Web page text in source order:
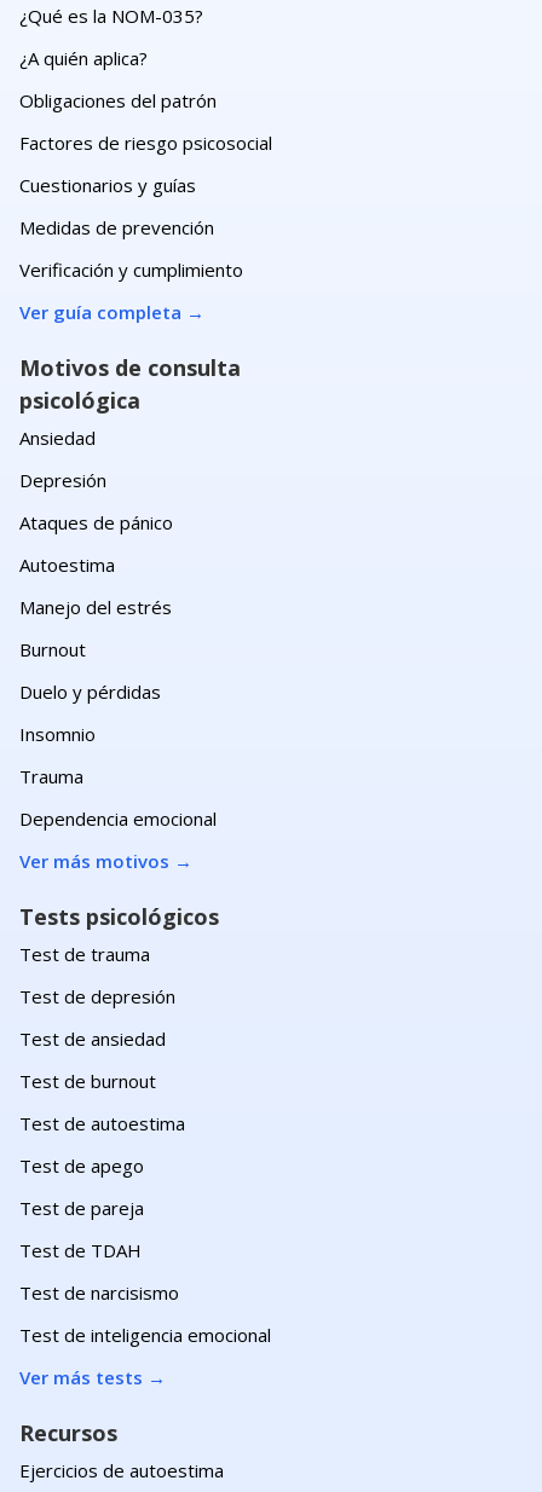
¿Qué es la NOM-035?
¿A quién aplica?
Obligaciones del patrón
Factores de riesgo psicosocial
Cuestionarios y guías
Medidas de prevención
Verificación y cumplimiento
Ver guía completa →
Motivos de consulta
psicológica
Ansiedad
Depresión
Ataques de pánico
Autoestima
Manejo del estrés
Burnout
Duelo y pérdidas
Insomnio
Trauma
Dependencia emocional
Ver más motivos →
Tests psicológicos
Test de trauma
Test de depresión
Test de ansiedad
Test de burnout
Test de autoestima
Test de apego
Test de pareja
Test de TDAH
Test de narcisismo
Test de inteligencia emocional
Ver más tests →
Recursos
Ejercicios de autoestima